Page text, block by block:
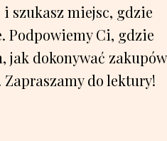
szukasz miejsc, gdzie
Podpowiemy Ci, gdzie
jak dokonywać zakupów
do lektury!